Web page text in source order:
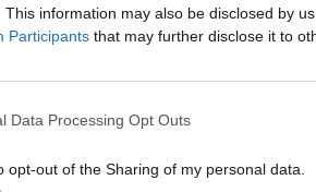
This information may also be disclosed by
Participants that may further disclose it to
Data Processing Opt Outs
opt-out of the Sharing of my personal data.
de Alexandria Ocasio-
nuevas figuras progresistas
ahora hacia las primarias
cuatro candidatos. El actual
frente al activistaTheo Chino